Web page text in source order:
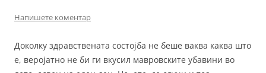
Напишете коментар
Доколку здравствената состојба не беше ваква каква што
е, веројатно не би ги вкусил мавровските убавини во